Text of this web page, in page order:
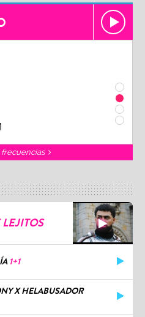
frecuencias
1+1
X HELABUSADOR